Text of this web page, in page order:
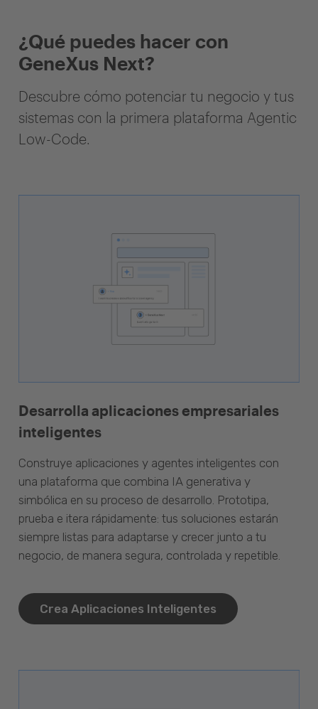
¿Qué puedes hacer con
GeneXus Next?
Descubre cómo potenciar tu negocio y tus
sistemas con la primera plataforma Agentic
Low-Code.
Desarrolla aplicaciones empresariales
inteligentes
Construye aplicaciones y agentes inteligentes con
una plataforma que combina IA generativa y
simbólica en su proceso de desarrollo. Prototipa,
prueba e itera rápidamente: tus soluciones estarán
siempre listas para adaptarse y crecer junto a tu
negocio, de manera segura, controlada y repetible.
Crea Aplicaciones Inteligentes